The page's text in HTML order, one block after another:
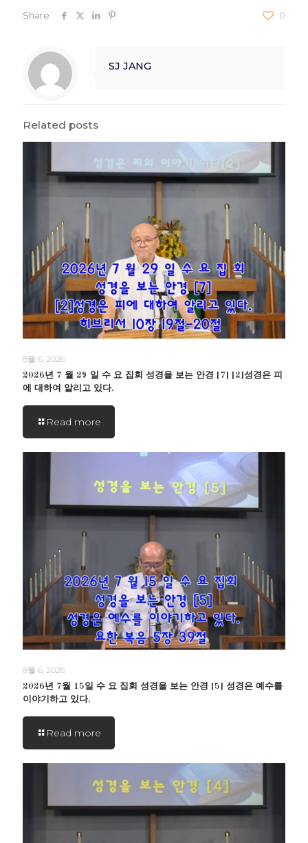
Share 0
SJ JANG
Related posts
8월 6, 2026
2026년 7 월 29 일 수 요 집회 성경을 보는 안경 [7] [2]성경은 피
에 대하여 알리고 있다.
Read more
8월 6, 2026
2026년 7월 15일 수 요 집회 성경을 보는 안경 [5] 성경은 예수를
이야기하고 있다.
Read more